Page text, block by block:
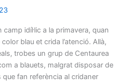
idíl·lic a la primavera, quan
blau et crida l’atenció. Allà,
trobes un grup de Centaurea
a blauets, malgrat disposar de
fan referència al cridaner